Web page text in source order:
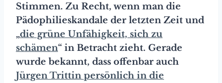
Stimmen. Zu Recht, wenn man die
Pädophilieskandale der letzten Zeit und
„die grüne Unfähigkeit, sich zu
schämen“ in Betracht zieht. Gerade
wurde bekannt, dass offenbar auch
Jürgen Trittin persönlich in die